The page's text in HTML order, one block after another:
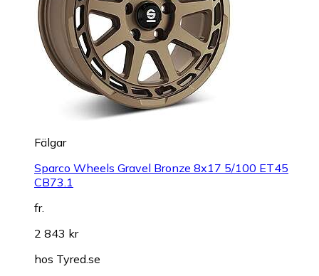
Fälgar
Sparco Wheels Gravel Bronze 8x17 5/100 ET45
CB73.1
fr.
2 843 kr
hos Tyred.se